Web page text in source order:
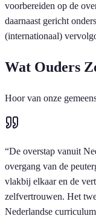
voorbereiden op de
daarnaast gericht
(internationaal)
Wat Ouders
Hoor van onze
“De overstap vanuit
overgang van de
vlakbij elkaar en de
zelfvertrouwen. Het
Nederlandse